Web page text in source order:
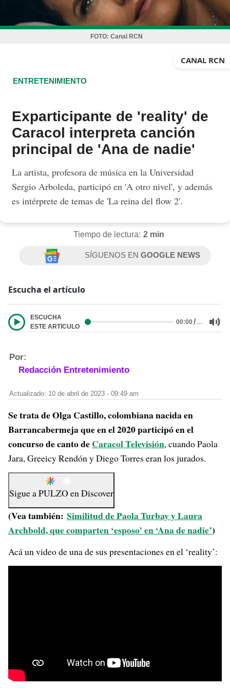
FOTO: Canal RCN
CANAL RCN
ENTRETENIMIENTO
Exparticipante de 'reality' de
Caracol interpreta canción
principal de 'Ana de nadie'
La artista, profesora de música en la Universidad
Sergio Arboleda, participó en 'A otro nivel', y además
es intérprete de temas de 'La reina del flow 2'.
Tiempo de lectura: 2 min
SÍGUENOS ENGOOGLE NEWS
Escucha el artículo
ESCUCHA
ESTE ARTICULO
00:00/…
Por:
Redacción Entretenimiento
Actualizado: 10 de abril de 2023 - 09:49 am
Se trata de Olga Castillo, colombiana nacida en
Barrancabermeja que en el 2020 participó en el
concurso de canto deCaracol Televisión, cuando Paola
Jara, Greeicy Rendón y Diego Torres eran los jurados.
Sigue aPULZO enDiscover
(Vea también: Similitud de Paola Turbay y Laura
Archbold, que comparten ‘esposo’ en ‘Ana de nadie’)
Acá un video de una de sus presentaciones en el ‘reality’: